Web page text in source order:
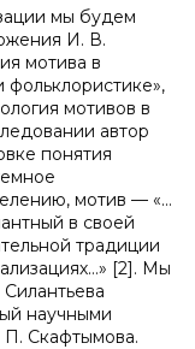
мы будем
И. В.
мотива в
фольклористике»,
мотивов в
автор
понятия
мотив — «…
в своей
традиции
[2]. Мы
научными
Скафтымова.